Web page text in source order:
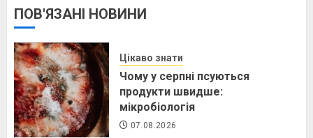
ПОВ'ЯЗАНІ НОВИНИ
Цікаво знати
Чому у серпні псуються
продукти швидше:
мікробіологія
07.08.2026